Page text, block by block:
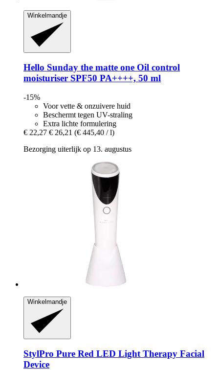
Winkelmandje
Hello Sunday the matte one Oil control
moisturiser SPF50 PA++++, 50 ml
-15%
Voor vette & onzuivere huid
Beschermt tegen UV-straling
Extra lichte formulering
€ 22,27 € 26,21 (€ 445,40 / l)
Bezorging uiterlijk op 13. augustus
Winkelmandje
StylPro Pure Red LED Light Therapy Facial
Device